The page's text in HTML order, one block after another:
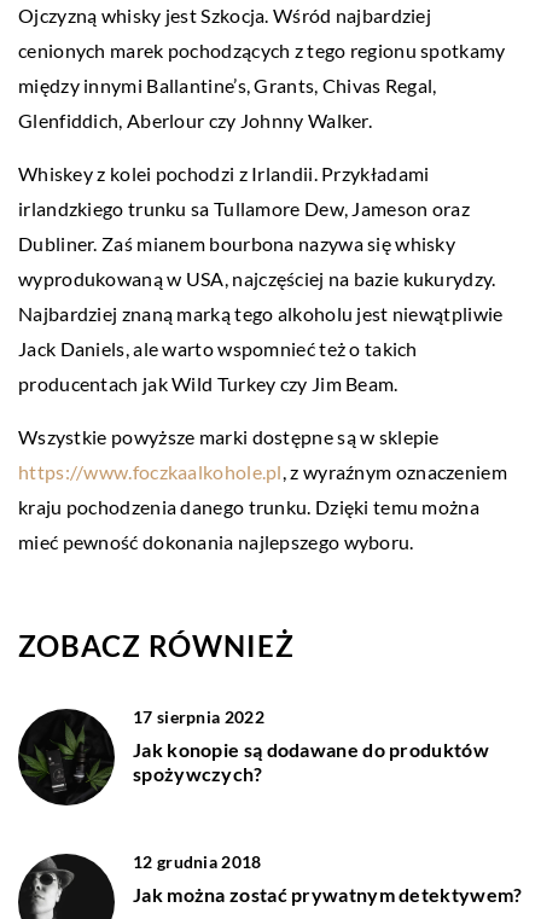
Ojczyzną whisky jest Szkocja. Wśród najbardziej
cenionych marek pochodzących z tego regionu spotkamy
między innymi Ballantine’s, Grants, Chivas Regal,
Glenfiddich, Aberlour czy Johnny Walker.
Whiskey z kolei pochodzi z Irlandii. Przykładami
irlandzkiego trunku sa Tullamore Dew, Jameson oraz
Dubliner. Zaś mianem bourbona nazywa się whisky
wyprodukowaną w USA, najczęściej na bazie kukurydzy.
Najbardziej znaną marką tego alkoholu jest niewątpliwie
Jack Daniels, ale warto wspomnieć też o takich
producentach jak Wild Turkey czy Jim Beam.
Wszystkie powyższe marki dostępne są w sklepie
https://www.foczkaalkohole.pl , z wyraźnym oznaczeniem
kraju pochodzenia danego trunku. Dzięki temu można
mieć pewność dokonania najlepszego wyboru.
ZOBACZ RÓWNIEŻ
17 sierpnia 2022
Jak konopie są dodawane do produktów
spożywczych?
12 grudnia 2018
Jak można zostać prywatnym detektywem?